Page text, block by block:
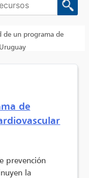
de un programa de
de
prevención
la